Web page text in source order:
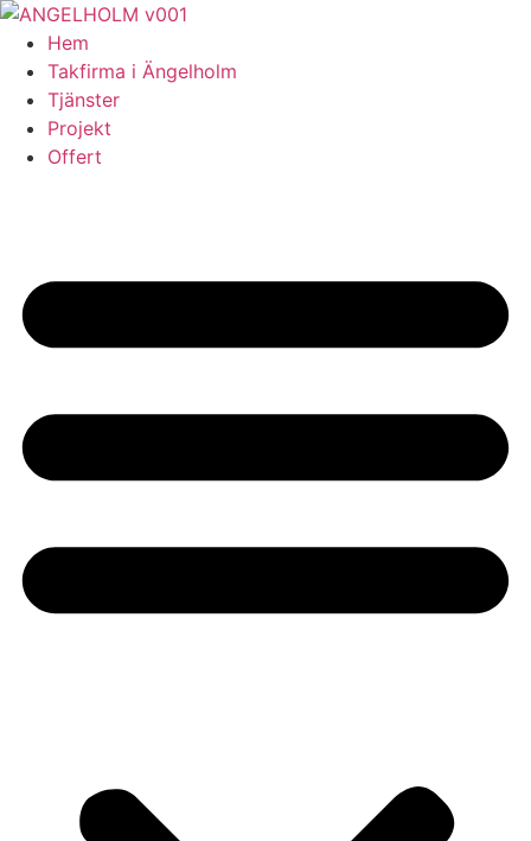
Skip
content
Hem
Takfirma i Ängelholm
Tjänster
Projekt
Offert